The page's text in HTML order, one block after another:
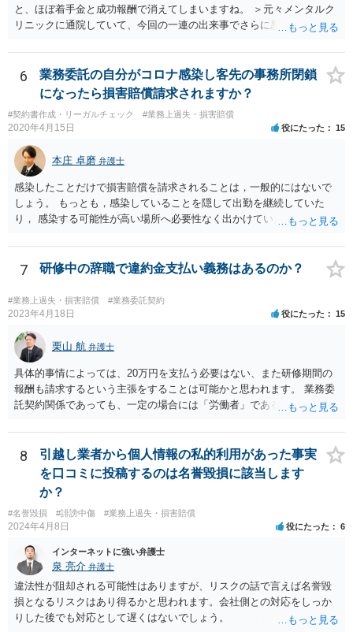
と、ほぼ着手金と成功報酬で消えてしまいますね。 ＞元々メンタルク
リニックに通院していて、今回の一連の出来事でさらに悪化した事実
万が一、慰謝料請求が認められるにしても金額としては微々たるもの
かと思いますが、依頼する弁護士に詳細を説明したうえで指示を仰い
だ方がいいかと思います。
6
業務委託の自分がコロナ感染し客先の事務所閉鎖
になったら損害賠償請求されますか？
#契約書作成・リーガルチェック #業務上過失・損害賠償
2020年4月15日 役にたった 15
本庄 卓磨 弁護士
感染したことだけで損害賠償を請求されることは，一般的にはないで
しょう。 もっとも，感染していることを隠して出勤を継続していた
り， 感染する可能性が高い場所へ必要性なく出かけていたりした場合
るリスクがあり得ると思います。 もし事業所閉鎖になった場合には損
害が大きくなりますので，注意が必要ですね。
7 研修中の辞職で違約金支払い義務はあるのか？
#業務上過失・損害賠償 #業務委託契約
2023年4月18日 役にたった 15
栗山 航 弁護士
具体的事情によっては、20万円を支払う必要はない、また研修期間の
報酬も請求するという主張をすることは可能かと思われます。 業務委
託契約関係であっても、一定の場合には「労働者」であるとして労働
属性が認められる場合、すなわち、①使用者の指揮監督下において労
務の提供をする者であること、②労務に対する対償を支払われる者で
あることという２つの要件を満たした場合に認められるとされます。
この判断は、様々な個別的事情に照らして総合的に判断されるもので
す。 「労働者」であるといえる場合、20万円の違約金を予定する規
定は、労働基準法16条違反となります。したがって、「労働者」であ
ると主張し、労働基準法16条を根拠に20万円の支払を拒むことは考え
られます（ただしその場合も、現実に発生した損害分を別途請求され
ることはあり得ます）。 また「労働者」であるといえる場合、研修
期間とはいえ業務として研修への参加が強制されているのであれば、
研修期間分の報酬も請求できる可能性があります。すなわち、業務と
の関連性が認められる研修について、それが使用者の明示・黙示の指
示に基づくもので、その参加が事実上強制されている場合には、労働
8
引越し業者から個人情報の私的利用があった事実
を口コミに投稿するのは名誉毀損に該当します
か？
#名誉毀損 #誹謗中傷 #業務上過失・損害賠償
2024年4月8日 役にたった 6
インターネットに強い弁護士
泉 亮介 弁護士
違法性が阻却される可能性はありますが、リスクの話で言えば名誉毀
損となるリスクはあり得るかと思われます。会社側との対応をしっか
りした後でも対応として遅くはないでしょう。